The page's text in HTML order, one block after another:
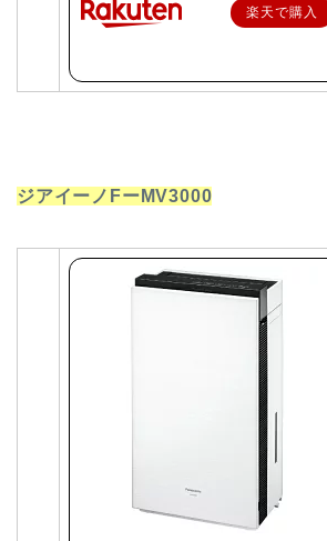
楽天で購入
ジアイーノFーMV3000